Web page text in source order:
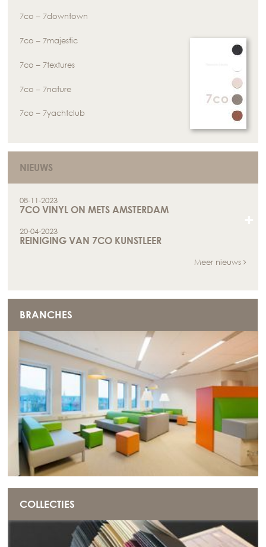
7co – 7downtown
7co – 7majestic
7co – 7textures
7co – 7nature
7co – 7yachtclub
NIEUWS
08-11-2023
7CO VINYL ON METS AMSTERDAM
20-04-2023
REINIGING VAN 7CO KUNSTLEER
Meer nieuws
BRANCHES
COLLECTIES